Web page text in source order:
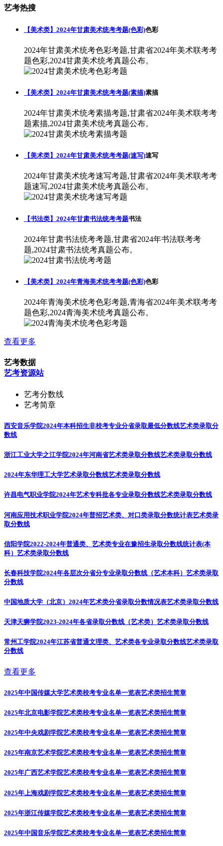
艺考热搜
【美术类】2024年甘肃美术统考考题(色彩)色彩
2024年甘肃美术统考色彩考题,甘肃省2024年美术联考考
题色彩,2024甘肃美术统考真题公布。
【美术类】2024年甘肃美术统考考题(素描)素描
2024年甘肃美术统考素描考题,甘肃省2024年美术联考考
题素描,2024甘肃美术统考真题公布。
【美术类】2024年甘肃美术统考考题(速写)速写
2024年甘肃美术统考速写考题,甘肃省2024年美术联考考
题速写,2024甘肃美术统考真题公布。
【书法类】2024年甘肃书法统考考题书法
2024年甘肃书法统考考题,甘肃省2024年书法联考考
题,2024甘肃书法统考真题公布。
【美术类】2024年青海美术统考考题(色彩)色彩
2024年青海美术统考色彩考题,青海省2024年美术联考考
题色彩,2024青海美术统考真题公布。
查看更多
艺考数据
艺考资源站
艺考分数线
艺考简章
西安音乐学院2024年本科招生非校考专业分省录取最低分数线艺术类录取分
数线
浙江工业大学之江学院2024年河南省艺术类录取分数线艺术类录取分数线
2024年东华理工大学艺术录取分数线艺术类录取分数线
许昌电气职业学院2024年艺术专科批各专业录取分数线艺术类录取分数线
河南应用技术职业学院2024年普招艺术类、对口类录取分数统计表艺术类录
取分数线
信阳学院2022-2024年普通类、艺术类专业在豫招生录取分数线统计表(本
科） 艺术类录取分数线
长春科技学院2024年各层次分省分专业录取分数线（艺术本科） 艺术类录取
分数线
中国地质大学（北京）2024年艺术类分省录取分数情况表艺术类录取分数线
天津天狮学院2023-2024年各省录取分数线（艺术类） 艺术类录取分数线
常州工学院2024年江苏省普通文理类、艺术类各专业录取分数线艺术类录取
分数线
查看更多
2025年中国传媒大学艺术类校考专业名单一览表艺术类招生简章
2025年北京电影学院艺术类校考专业名单一览表艺术类招生简章
2025年中央戏剧学院艺术类校考专业名单一览表艺术类招生简章
2025年南京艺术学院艺术类校考专业名单一览表艺术类招生简章
2025年广西艺术学院艺术类校考专业名单一览表艺术类招生简章
2025年上海戏剧学院艺术类校考专业名单一览表艺术类招生简章
2025年浙江传媒学院艺术类校考专业名单一览表艺术类招生简章
2025年中国音乐学院艺术类校考专业名单一览表艺术类招生简章